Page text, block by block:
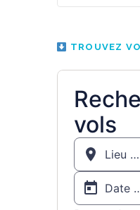
TROUVEZ